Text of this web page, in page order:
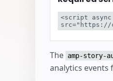
<script async
src="https://
The amp-story-
analytics events